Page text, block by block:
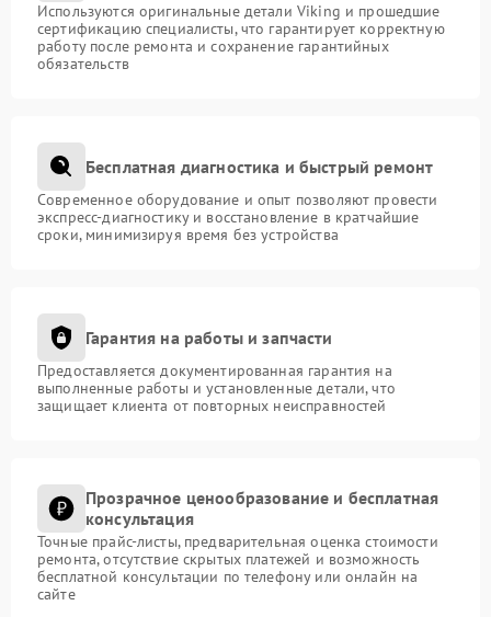
Используются оригинальные детали Viking и прошедшие
сертификацию специалисты, что гарантирует корректную
работу после ремонта и сохранение гарантийных
обязательств
Бесплатная диагностика и быстрый ремонт
Современное оборудование и опыт позволяют провести
экспресс-диагностику и восстановление в кратчайшие
сроки, минимизируя время без устройства
Гарантия на работы и запчасти
Предоставляется документированная гарантия на
выполненные работы и установленные детали, что
защищает клиента от повторных неисправностей
Прозрачное ценообразование и бесплатная
консультация
Точные прайс-листы, предварительная оценка стоимости
ремонта, отсутствие скрытых платежей и возможность
бесплатной консультации по телефону или онлайн на
сайте